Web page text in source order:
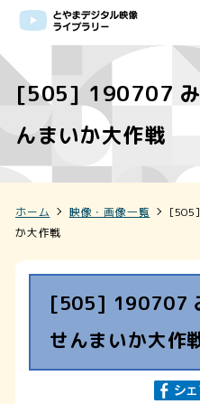
[505] 190707 み
んまいか大作戦
ホーム 映像・画像一覧
[505]
か大作戦
[505] 190707
せんまいか大作